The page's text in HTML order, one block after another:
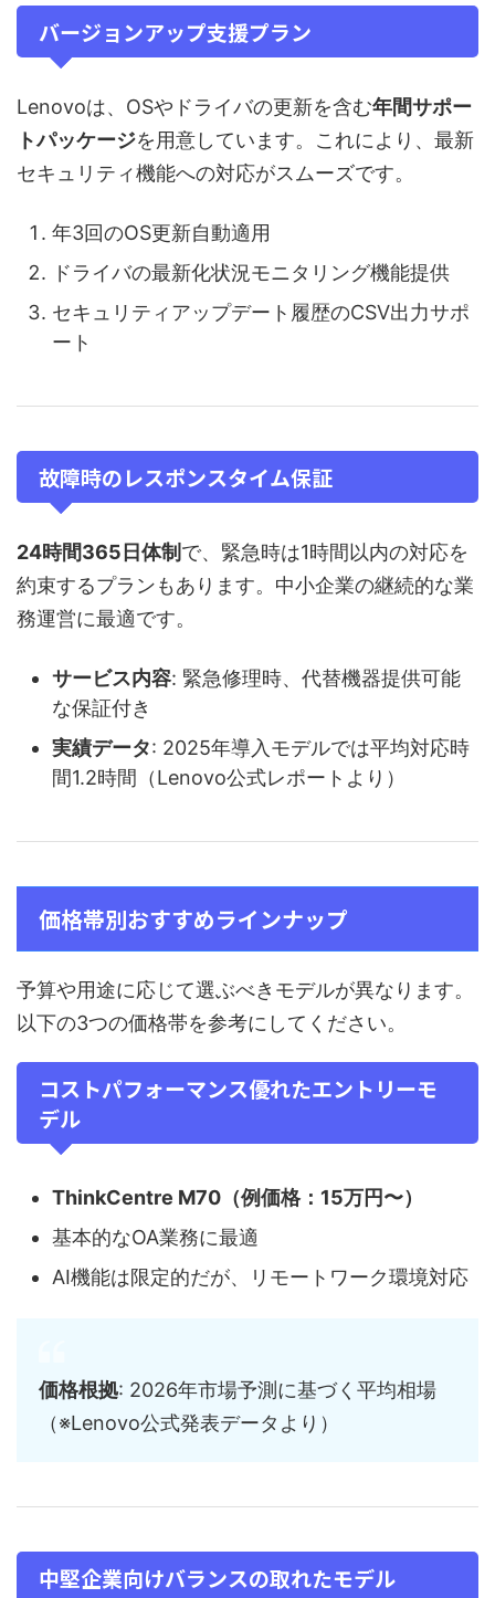
バージョンアップ支援プラン
Lenovoは、OSやドライバの更新を含む年間サポー
トパッケージを用意しています。これにより、最新
セキュリティ機能への対応がスムーズです。
年3回のOS更新自動適用
ドライバの最新化状況モニタリング機能提供
セキュリティアップデート履歴のCSV出力サポ
ート
故障時のレスポンスタイム保証
24時間365日体制 で、緊急時は1時間以内の対応を
約束するプランもあります。中小企業の継続的な業
務運営に最適です。
サービス内容: 緊急修理時、代替機器提供可能
な保証付き
実績データ: 2025年導入モデルでは平均対応時
間1.2時間（Lenovo公式レポートより）
価格帯別おすすめラインナップ
予算や用途に応じて選ぶべきモデルが異なります。
以下の3つの価格帯を参考にしてください。
コストパフォーマンス優れたエントリーモ
デル
ThinkCentre M70（例価格：15万円〜）
基本的なOA業務に最適
AI機能は限定的だが、リモートワーク環境対応
価格根拠: 2026年市場予測に基づく平均相場
（※Lenovo公式発表データより）
中堅企業向けバランスの取れたモデル